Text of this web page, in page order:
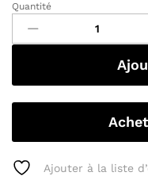
Quantité
Ajouter à la liste